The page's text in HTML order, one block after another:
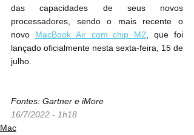
das capacidades de seus novos
processadores, sendo o mais recente o
novo MacBook Air com chip M2 , que foi
lançado oficialmente nesta sexta-feira, 15 de
julho.
Fontes: Gartner e iMore
16/7/2022 - 1h18
Mac